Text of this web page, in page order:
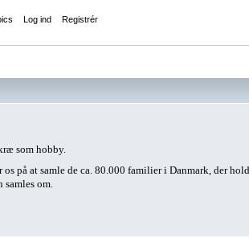
Log ind Registrér
som hobby.
på at samle de ca. 80.000 familier i Danmark, der
om.